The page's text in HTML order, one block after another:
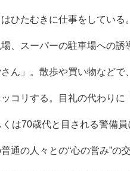
ひたむきに仕事をしている
、スーパーの駐車場への誘
さん」。散歩や買い物など
コリする。目礼の代わり
は70歳代と目される警備
通の人々との“心の営み”の